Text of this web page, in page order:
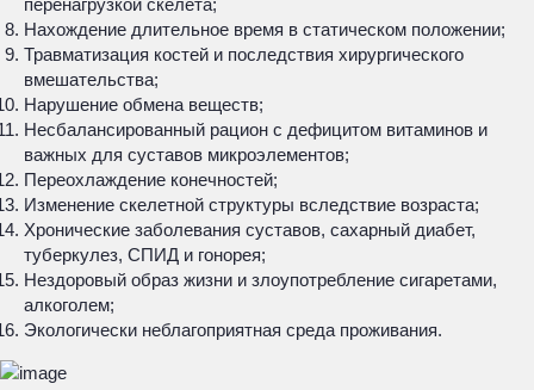
перенагрузкой скелета;
Нахождение длительное время в статическом положении;
Травматизация костей и последствия хирургического
вмешательства;
Нарушение обмена веществ;
Несбалансированный рацион с дефицитом витаминов и
важных для суставов микроэлементов;
Переохлаждение конечностей;
Изменение скелетной структуры вследствие возраста;
Хронические заболевания суставов, сахарный диабет,
туберкулез, СПИД и гонорея;
Нездоровый образ жизни и злоупотребление сигаретами,
алкоголем;
Экологически неблагоприятная среда проживания.